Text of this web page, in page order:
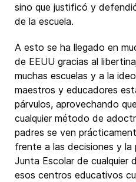
sino que justificó y
de la escuela.
A esto se ha llegado en
de EEUU gracias al
muchas escuelas y a la
maestros y educadores
párvulos, aprovechando
cualquier método de
padres se ven
frente a las decisiones y la
Junta Escolar de cualquier
esos centros educativos